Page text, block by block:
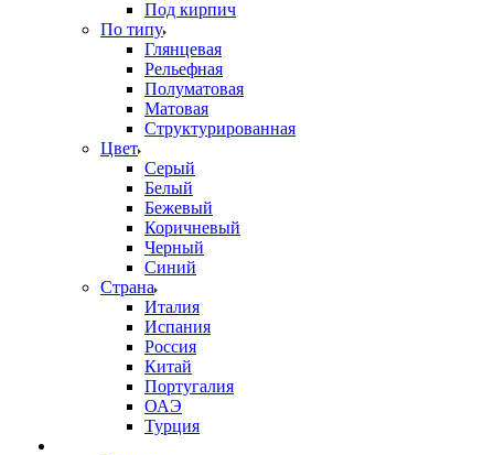
Под кирпич
По типу
Глянцевая
Рельефная
Полуматовая
Матовая
Структурированная
Цвет
Серый
Белый
Бежевый
Коричневый
Черный
Синий
Страна
Италия
Испания
Россия
Китай
Португалия
ОАЭ
Турция